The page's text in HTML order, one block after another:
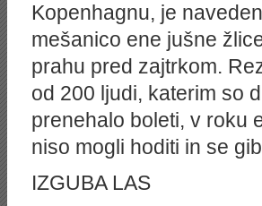
Kopenhagnu, je
mešanico ene jušne
prahu pred zajtrkom.
od 200 ljudi, katerim so
prenehalo boleti, v roku
niso mogli hoditi in se
IZGUBA LAS